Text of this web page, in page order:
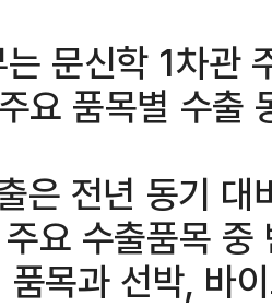
문신학 1차관
요 품목별 수출
은 전년 동기
요 수출품목 중
목과 선박, 바